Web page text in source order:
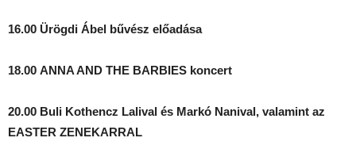
16.00 Ürögdi Ábel bűvész előadása
18.00 ANNA AND THE BARBIES koncert
20.00 Buli Kothencz Lalival és Markó Nanival, valamint az
EASTER ZENEKARRAL